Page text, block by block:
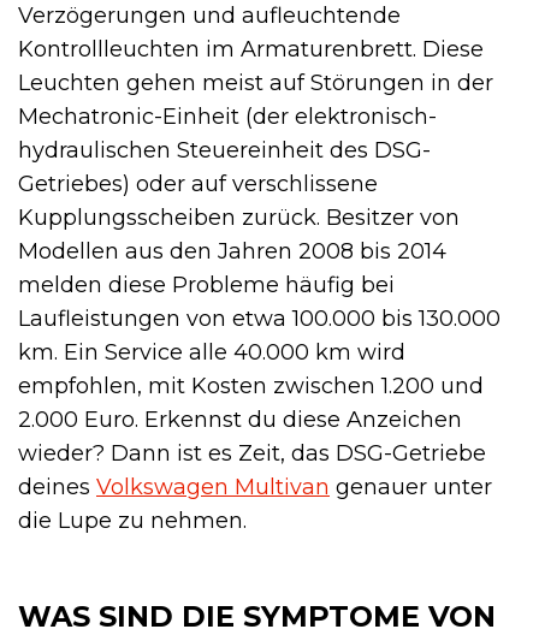
Verzögerungen und aufleuchtende
Kontrollleuchten im Armaturenbrett. Diese
Leuchten gehen meist auf Störungen in der
Mechatronic-Einheit (der elektronisch-
hydraulischen Steuereinheit des DSG-
Getriebes) oder auf verschlissene
Kupplungsscheiben zurück. Besitzer von
Modellen aus den Jahren 2008 bis 2014
melden diese Probleme häufig bei
Laufleistungen von etwa 100.000 bis 130.000
km. Ein Service alle 40.000 km wird
empfohlen, mit Kosten zwischen 1.200 und
2.000 Euro. Erkennst du diese Anzeichen
wieder? Dann ist es Zeit, das DSG-Getriebe
deines Volkswagen Multivan genauer unter
die Lupe zu nehmen.
WAS SIND DIE SYMPTOME VON